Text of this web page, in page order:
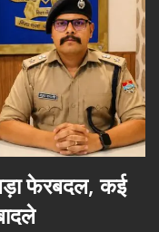
फेरबदल, कई